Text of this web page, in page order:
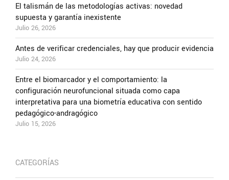
El talismán de las metodologías activas: novedad
supuesta y garantía inexistente
Julio 26, 2026
Antes de verificar credenciales, hay que producir evidencia
Julio 24, 2026
Entre el biomarcador y el comportamiento: la
configuración neurofuncional situada como capa
interpretativa para una biometría educativa con sentido
pedagógico-andragógico
Julio 15, 2026
CATEGORÍAS